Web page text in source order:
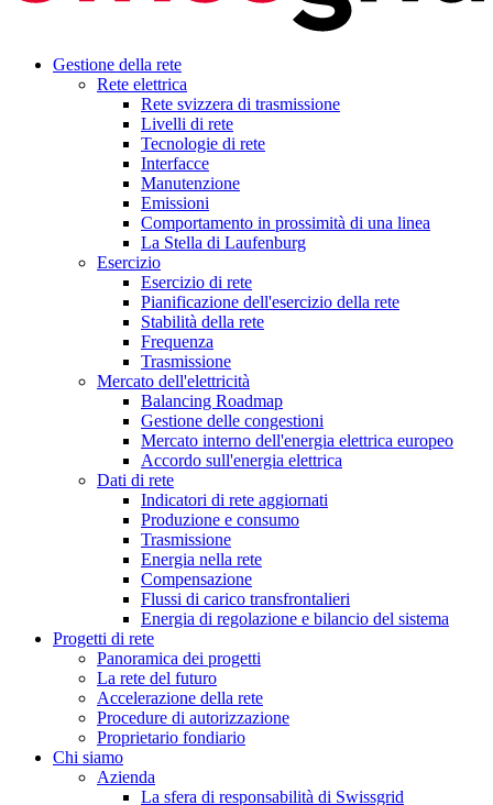
Gestione della rete
Rete elettrica
Rete svizzera di trasmissione
Livelli di rete
Tecnologie di rete
Interfacce
Manutenzione
Emissioni
Comportamento in prossimità di una linea
La Stella di Laufenburg
Esercizio
Esercizio di rete
Pianificazione dell'esercizio della rete
Stabilità della rete
Frequenza
Trasmissione
Mercato dell'elettricità
Balancing Roadmap
Gestione delle congestioni
Mercato interno dell'energia elettrica europeo
Accordo sull'energia elettrica
Dati di rete
Indicatori di rete aggiornati
Produzione e consumo
Trasmissione
Energia nella rete
Compensazione
Flussi di carico transfrontalieri
Energia di regolazione e bilancio del sistema
Progetti di rete
Panoramica dei progetti
La rete del futuro
Accelerazione della rete
Procedure di autorizzazione
Proprietario fondiario
Chi siamo
Azienda
La sfera di responsabilità di Swissgrid